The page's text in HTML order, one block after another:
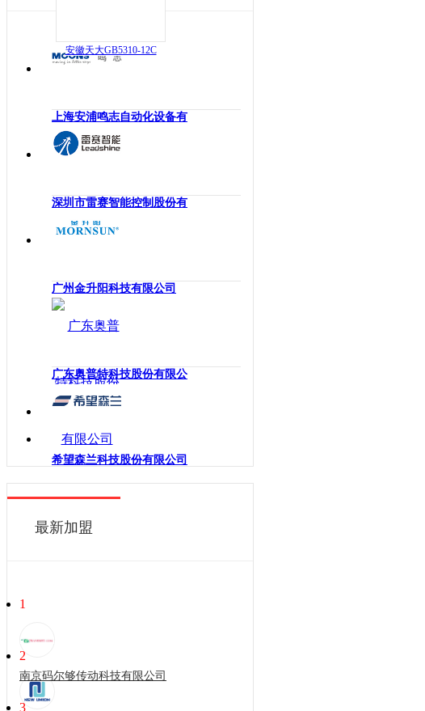
机械传动
机柜
执行机构
人机界面
电力电子
工业电机
工业软件
贵州
云南
陕西
甘肃
新疆
香港
台湾
安徽天大GB5310-12C
上海安浦鸣志自动化设备有
深圳市雷赛智能控制股份有
广州金升阳科技有限公司
广东奥普特科技股份有限公
希望森兰科技股份有限公司
最新加盟
1
南京码尔够传动科技有限公司
2
3